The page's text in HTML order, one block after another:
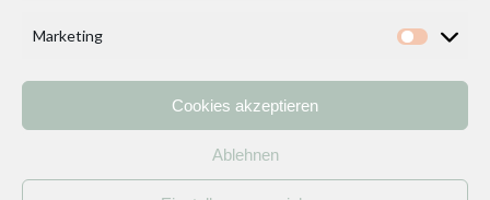
Marketing
Cookies akzeptieren
Ablehnen
Kontakt